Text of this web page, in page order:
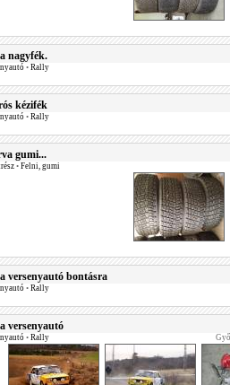
nagyfék.
• Rally
kézifék
• Rally
gumi...
• Felni, gumi
versenyautó bontásra
• Rally
versenyautó
• Rally